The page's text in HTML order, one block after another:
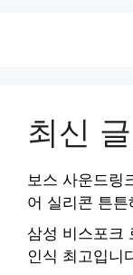
최신 글
보스 사운드링
어 실리콘 튼튼
삼성 비스포크
인식 최고입니